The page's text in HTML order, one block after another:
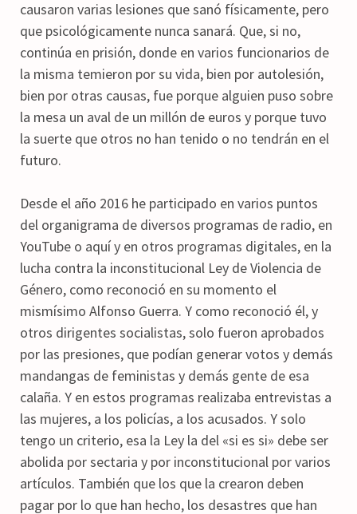
causaron varias lesiones que sanó físicamente, pero
que psicológicamente nunca sanará. Que, si no,
continúa en prisión, donde en varios funcionarios de
la misma temieron por su vida, bien por autolesión,
bien por otras causas, fue porque alguien puso sobre
la mesa un aval de un millón de euros y porque tuvo
la suerte que otros no han tenido o no tendrán en el
futuro.
Desde el año 2016 he participado en varios puntos
del organigrama de diversos programas de radio, en
YouTube o aquí y en otros programas digitales, en la
lucha contra la inconstitucional Ley de Violencia de
Género, como reconoció en su momento el
mismísimo Alfonso Guerra. Y como reconoció él, y
otros dirigentes socialistas, solo fueron aprobados
por las presiones, que podían generar votos y demás
mandangas de feministas y demás gente de esa
calaña. Y en estos programas realizaba entrevistas a
las mujeres, a los policías, a los acusados. Y solo
tengo un criterio, esa la Ley la del «si es si» debe ser
abolida por sectaria y por inconstitucional por varios
artículos. También que los que la crearon deben
pagar por lo que han hecho, los desastres que han